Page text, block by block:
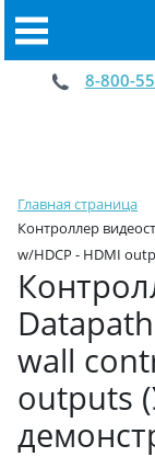
8-800-
Главная страница
Контроллер
w/HDCP - HDMI
wall
outputs